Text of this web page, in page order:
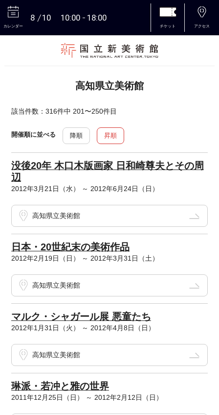
カレンダー
8 10 10:00 18:00
チケット アクセス
高知県立美術館
該当件数：316件中 201〜250件目
開催順に並べる 降順 昇順
没後20年 木口木版画家 日和崎尊夫とその周
辺
2012年3月21日（水） ～ 2012年6月24日（日）
高知県立美術館
日本・20世紀末の美術作品
2012年2月19日（日） ～ 2012年3月31日（土）
高知県立美術館
マルク・シャガール展 悪童たち
2012年1月31日（火） ～ 2012年4月8日（日）
高知県立美術館
琳派・若冲と雅の世界
2011年12月25日（日） ～ 2012年2月12日（日）